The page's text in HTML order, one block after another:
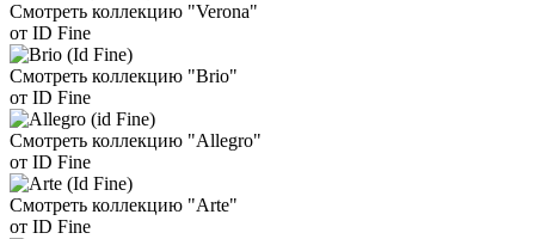
Смотреть коллекцию "Verona"
от ID Fine
Смотреть коллекцию "Brio"
от ID Fine
Смотреть коллекцию "Allegro"
от ID Fine
Смотреть коллекцию "Arte"
от ID Fine